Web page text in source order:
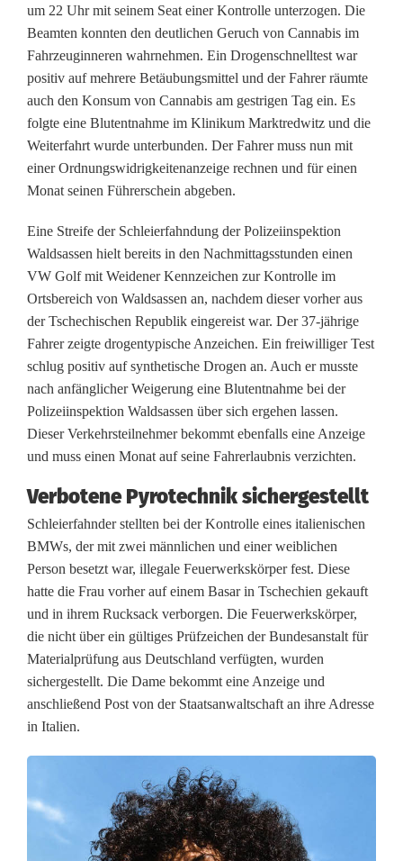
R
a
u
c
h
e
t
w
i
c
k
l
u
n
g
i
n
M
e
h
r
f
a
um 22 Uhr mit seinem Seat einer Kontrolle unterzogen. Die
Beamten konnten den deutlichen Geruch von Cannabis im
Fahrzeuginneren wahrnehmen. Ein Drogenschnelltest war
positiv auf mehrere Betäubungsmittel und der Fahrer räumte
auch den Konsum von Cannabis am gestrigen Tag ein. Es
folgte eine Blutentnahme im Klinikum Marktredwitz und die
Weiterfahrt wurde unterbunden. Der Fahrer muss nun mit
einer Ordnungswidrigkeitenanzeige rechnen und für einen
Monat seinen Führerschein abgeben.
Eine Streife der Schleierfahndung der Polizeiinspektion
Waldsassen hielt bereits in den Nachmittagsstunden einen
VW Golf mit Weidener Kennzeichen zur Kontrolle im
Ortsbereich von Waldsassen an, nachdem dieser vorher aus
der Tschechischen Republik eingereist war. Der 37-jährige
Fahrer zeigte drogentypische Anzeichen. Ein freiwilliger Test
schlug positiv auf synthetische Drogen an. Auch er musste
nach anfänglicher Weigerung eine Blutentnahme bei der
Polizeiinspektion Waldsassen über sich ergehen lassen.
Dieser Verkehrsteilnehmer bekommt ebenfalls eine Anzeige
und muss einen Monat auf seine Fahrerlaubnis verzichten.
Verbotene Pyrotechnik sichergestellt
Schleierfahnder stellten bei der Kontrolle eines italienischen
BMWs, der mit zwei männlichen und einer weiblichen
Person besetzt war, illegale Feuerwerkskörper fest. Diese
hatte die Frau vorher auf einem Basar in Tschechien gekauft
und in ihrem Rucksack verborgen. Die Feuerwerkskörper,
die nicht über ein gültiges Prüfzeichen der Bundesanstalt für
Materialprüfung aus Deutschland verfügten, wurden
sichergestellt. Die Dame bekommt eine Anzeige und
anschließend Post von der Staatsanwaltschaft an ihre Adresse
in Italien.